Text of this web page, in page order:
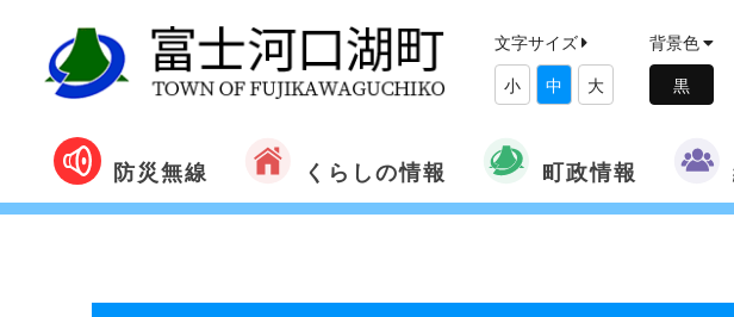
文字サイズ
小 中 大
背景色
防災無線 くらしの情報 町政情報